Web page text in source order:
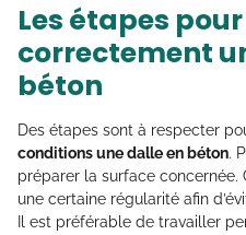
Les étapes
correctement
béton
Des étapes sont à respecter
conditions une dalle en béton.
préparer la surface
une certaine régularité afin
Il est préférable de travailler